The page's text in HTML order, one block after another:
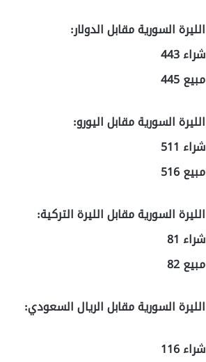
الليرة السورية مقابل الدولار:
شراء 443
مبيع 445
الليرة السورية مقابل اليورو:
شراء 511
مبيع 516
الليرة السورية مقابل الليرة التركية:
شراء 81
مبيع 82
الليرة السورية مقابل الريال السعودي:
شراء 116